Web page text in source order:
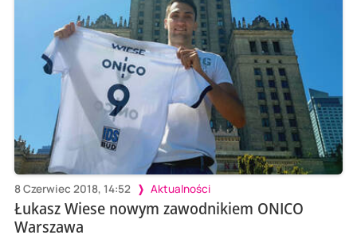
8 Czerwiec 2018, 14:52 Aktualności
Łukasz Wiese nowym zawodnikiem ONICO
Warszawa